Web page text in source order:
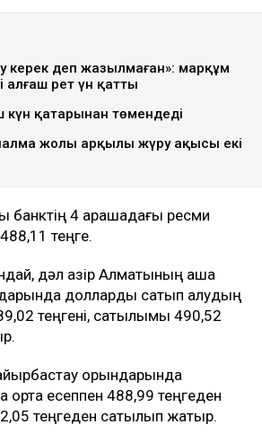
керек деп жазылмаған»: марқұм
алғаш рет үн қатты
қатарынан төмендеді
жолы арқылы жүру ақысы екі
банктің 4 қарашадағы ресми
теңге.
дәл қазір Алматының ақша
долларды сатып алудың
теңгені, сатылымы 490,52
орындарында
орта есеппен 488,99 теңгеден
теңгеден сатылып жатыр.